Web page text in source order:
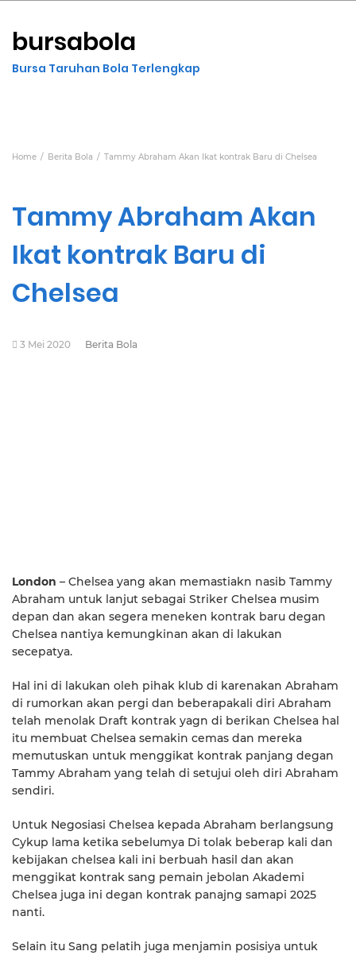
bursabola
Bursa Taruhan Bola Terlengkap
Home Berita Bola Tammy Abraham Akan Ikat kontrak Baru di Chelsea
Tammy Abraham Akan
Ikat kontrak Baru di
Chelsea
3 Mei 2020 Berita Bola
London – Chelsea yang akan memastiakn nasib Tammy
Abraham untuk lanjut sebagai Striker Chelsea musim
depan dan akan segera meneken kontrak baru degan
Chelsea nantiya kemungkinan akan di lakukan
secepatya.
Hal ini di lakukan oleh pihak klub di karenakan Abraham
di rumorkan akan pergi dan beberapakali diri Abraham
telah menolak Draft kontrak yagn di berikan Chelsea hal
itu membuat Chelsea semakin cemas dan mereka
memutuskan untuk menggikat kontrak panjang degan
Tammy Abraham yang telah di setujui oleh diri Abraham
sendiri.
Untuk Negosiasi Chelsea kepada Abraham berlangsung
Cykup lama ketika sebelumya Di tolak beberap kali dan
kebijakan chelsea kali ini berbuah hasil dan akan
menggikat kontrak sang pemain jebolan Akademi
Chelsea juga ini degan kontrak panajng samapi 2025
nanti.
Selain itu Sang pelatih juga menjamin posisiya untuk